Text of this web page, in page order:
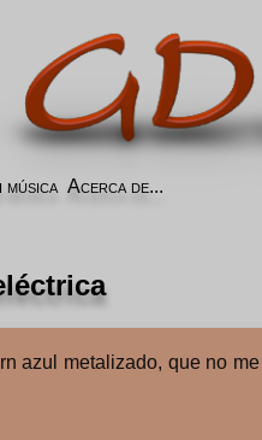
música Acerca de...
azul metalizado, que no